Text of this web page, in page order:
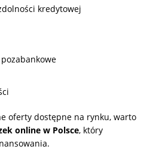
kredytowej
oferty dostępne na rynku, warto
online w Polsce, który